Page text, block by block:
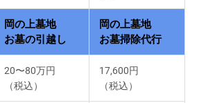
岡の上墓地
お墓の引越し
岡の上墓地
お墓掃除代行
20〜80万円
（税込）
17,600円
（税込）